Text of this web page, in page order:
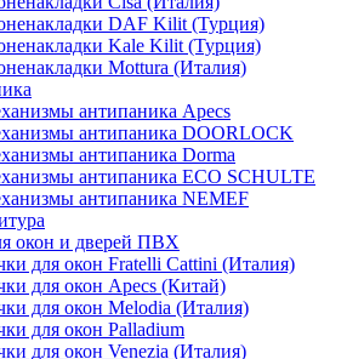
DAF Kilit (Турция)
Kale Kilit (Турция)
Mottura (Италия)
антипаника Apecs
антипаника DOORLOCK
антипаника Dorma
антипаника ECO SCHULTE
антипаника NEMEF
окон и дверей ПВХ
для окон Fratelli Cattini (Италия)
для окон Apecs (Китай)
для окон Melodia (Италия)
для окон Palladium
для окон Venezia (Италия)